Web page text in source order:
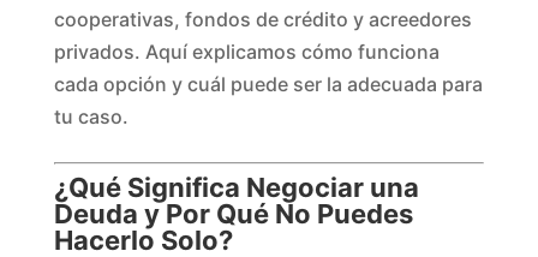
cooperativas, fondos de crédito y acreedores
privados. Aquí explicamos cómo funciona
cada opción y cuál puede ser la adecuada para
tu caso.
¿Qué Significa Negociar una
Deuda y Por Qué No Puedes
Hacerlo Solo?